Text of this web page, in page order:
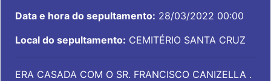
Data e hora do sepultamento: 28/03/2022 00:00
Local do sepultamento: CEMITÉRIO SANTA CRUZ
ERA CASADA COM O SR. FRANCISCO CANIZELLA .